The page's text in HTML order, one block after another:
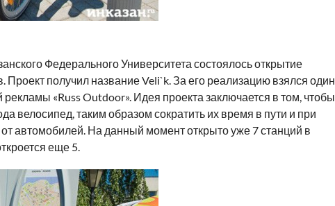
Федерального Университета состоялось открытие
Проект получил название Veli`k. За его реализацию взялся один
«Russ Outdoor». Идея проекта заключается в том, чтобы
велосипед, таким образом сократить их время в пути и при
от автомобилей. На данный момент открыто уже 7 станций в
еще 5.